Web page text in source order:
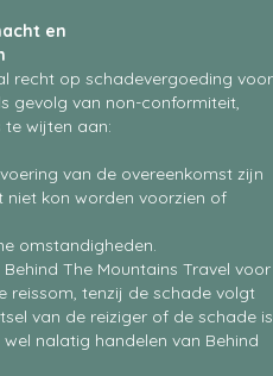
en
recht op schadevergoeding voor
gevolg van non-conformiteit,
wijten aan:
van de overeenkomst zijn
kon worden voorzien of
omstandigheden.
The Mountains Travel voor
reissom, tenzij de schade volgt
van de reiziger of de schade is
nalatig handelen van Behind